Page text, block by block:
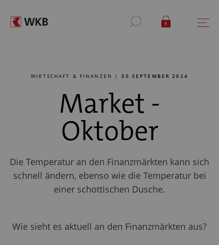
WIRTSCHAFT & FINANZEN |30 SEPTEMBER 2024
Market -
Oktober
Die Temperatur an den Finanzmärkten kann sich
schnell ändern, ebenso wie die Temperatur bei
einer schottischen Dusche.
Wie sieht es aktuell an den Finanzmärkten aus?